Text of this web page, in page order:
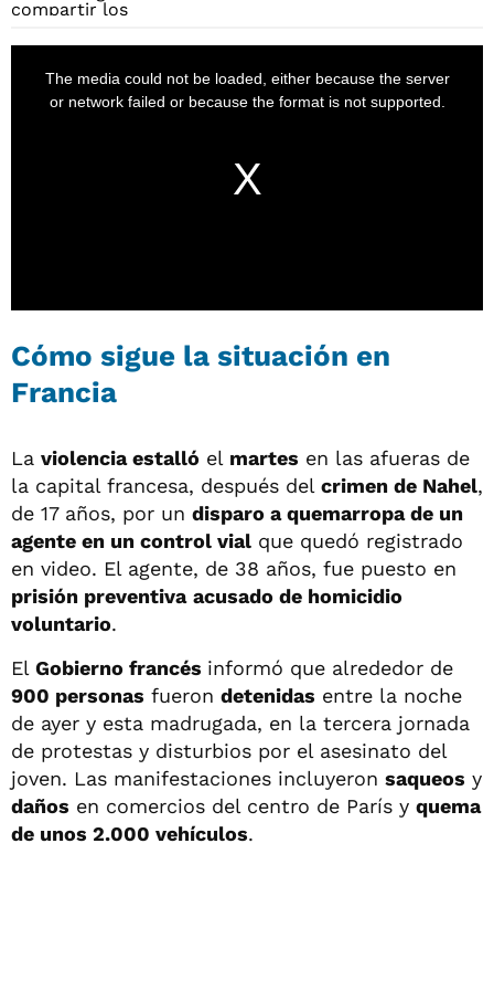
Cómo sigue la situación en
Francia
La violencia estalló el martes en las afueras de
la capital francesa, después del crimen de Nahel,
de 17 años, por un disparo a quemarropa de un
agente en un control vial que quedó registrado
en video. El agente, de 38 años, fue puesto en
prisión preventiva acusado de homicidio
voluntario.
El Gobierno francés informó que alrededor de
900 personas fueron detenidas entre la noche
de ayer y esta madrugada, en la tercera jornada
de protestas y disturbios por el asesinato del
joven. Las manifestaciones incluyeron saqueos y
daños en comercios del centro de París y quema
de unos 2.000 vehículos.